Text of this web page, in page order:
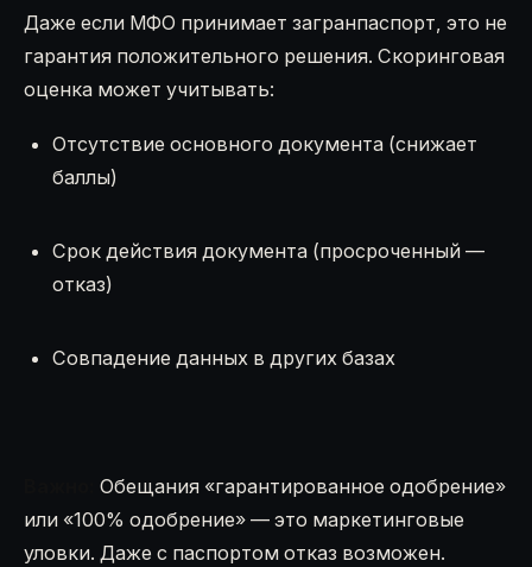
Даже если МФО принимает загранпаспорт, это не
гарантия положительного решения. Скоринговая
оценка может учитывать:
Отсутствие основного документа (снижает
баллы)
Срок действия документа (просроченный —
отказ)
Совпадение данных в других базах
Обещания «гарантированное одобрение»
или «100% одобрение» — это маркетинговые
уловки. Даже с паспортом отказ возможен.